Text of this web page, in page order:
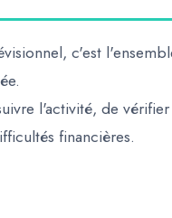
c'est
l'activité, de
financières.